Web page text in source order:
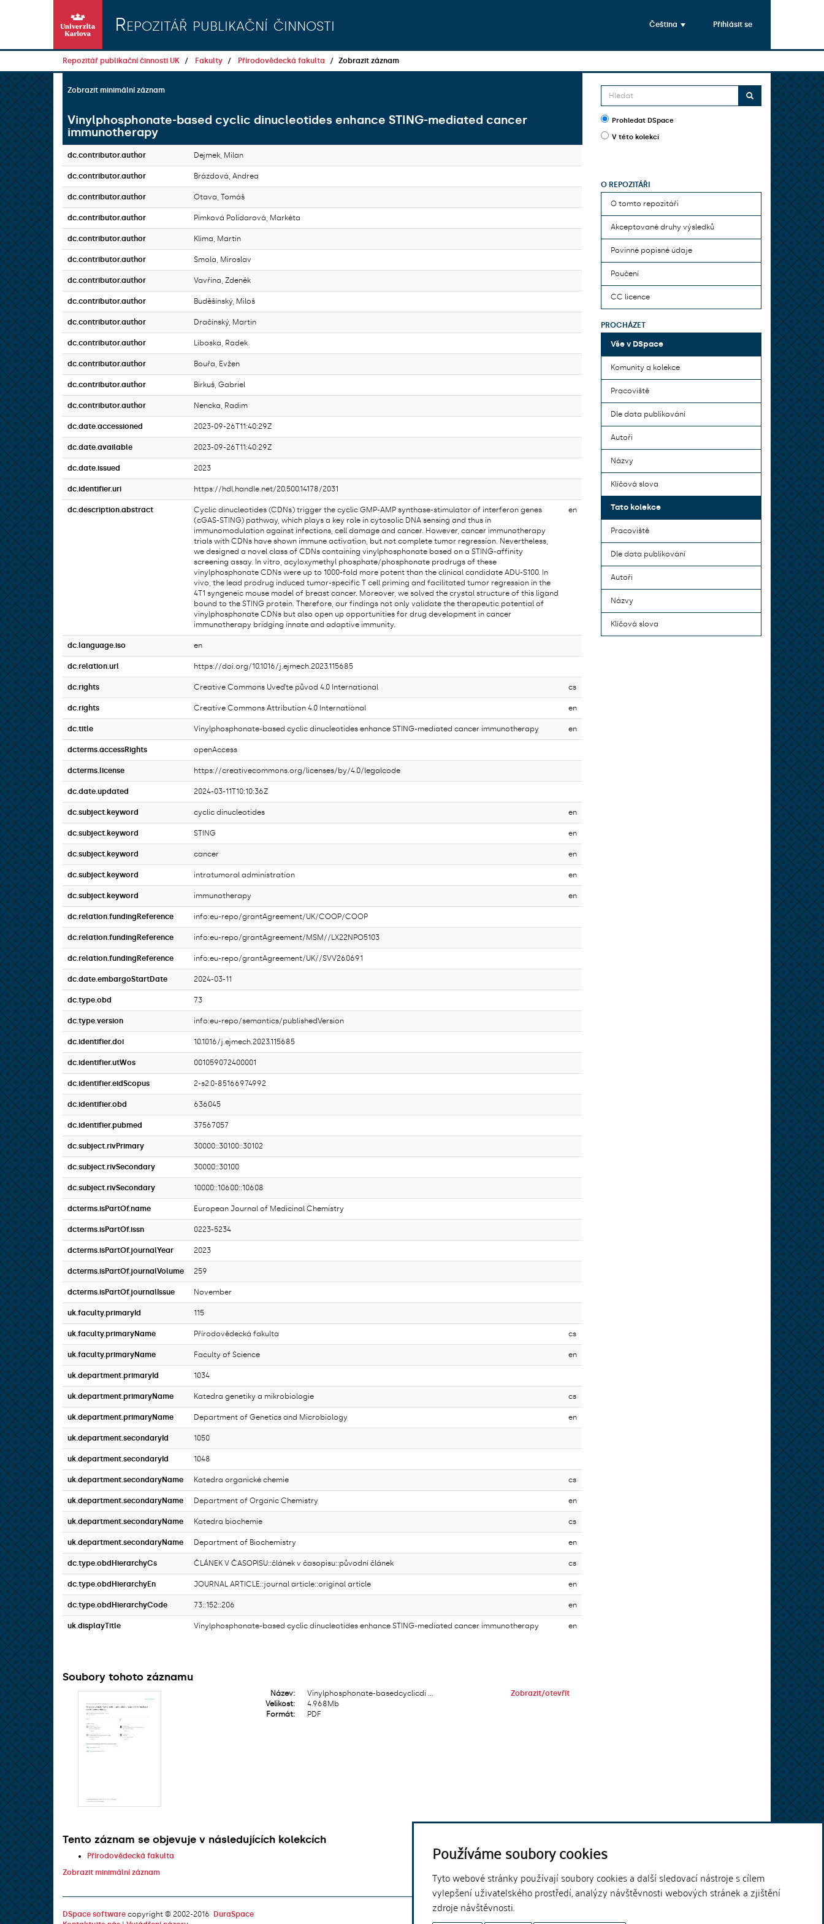
Používáme soubory cookies
Tyto webové stránky používají soubory cookies a další sledovací nástroje s cílem
vylepšení uživatelského prostředí, analýzy návštěvnosti webových stránek a zjištění
zdroje návštěvnosti.
Repozitář publikační činnosti Čeština Přihlásit se
Repozitář publikační činnosti UK Fakulty Přírodovědecká fakulta Zobrazit záznam
Zobrazit minimální záznam
Vinylphosphonate-based cyclic dinucleotides enhance STING-mediated cancer
immunotherapy
dc.contributor.author Dejmek, Milan
dc.contributor.author Brázdová, Andrea
dc.contributor.author Otava, Tomáš
dc.contributor.author Pimková Polidarová, Markéta
dc.contributor.author Klima, Martin
dc.contributor.author Smola, Miroslav
dc.contributor.author Vavřina, Zdeněk
dc.contributor.author Buděšínský, Miloš
dc.contributor.author Dračínský, Martin
dc.contributor.author Liboska, Radek
dc.contributor.author Bouřa, Evžen
dc.contributor.author Birkuš, Gabriel
dc.contributor.author Nencka, Radim
dc.date.accessioned 2023-09-26T11:40:29Z
dc.date.available 2023-09-26T11:40:29Z
dc.date.issued 2023
dc.identifier.uri https://hdl.handle.net/20.500.14178/2031
dc.description.abstract
Cyclic dinucleotides (CDNs) trigger the cyclic GMP-AMP synthase-stimulator of interferon genes
(cGAS-STING) pathway, which plays a key role in cytosolic DNA sensing and thus in
immunomodulation against infections, cell damage and cancer. However, cancer immunotherapy
trials with CDNs have shown immune activation, but not complete tumor regression. Nevertheless,
we designed a novel class of CDNs containing vinylphosphonate based on a STING-affinity
screening assay. In vitro, acyloxymethyl phosphate/phosphonate prodrugs of these
vinylphosphonate CDNs were up to 1000-fold more potent than the clinical candidate ADU-S100. In
vivo, the lead prodrug induced tumor-specific T cell priming and facilitated tumor regression in the
4T1 syngeneic mouse model of breast cancer. Moreover, we solved the crystal structure of this ligand
bound to the STING protein. Therefore, our findings not only validate the therapeutic potential of
vinylphosphonate CDNs but also open up opportunities for drug development in cancer
immunotherapy bridging innate and adaptive immunity.
en
dc.language.iso en
dc.relation.url https://doi.org/10.1016/j.ejmech.2023.115685
dc.rights Creative Commons Uveďte původ 4.0 International cs
dc.rights Creative Commons Attribution 4.0 International en
dc.title Vinylphosphonate-based cyclic dinucleotides enhance STING-mediated cancer immunotherapy en
dcterms.accessRights openAccess
dcterms.license https://creativecommons.org/licenses/by/4.0/legalcode
dc.date.updated 2024-03-11T10:10:36Z
dc.subject.keyword cyclic dinucleotides en
dc.subject.keyword STING en
dc.subject.keyword cancer en
dc.subject.keyword intratumoral administration en
dc.subject.keyword immunotherapy en
dc.relation.fundingReference info:eu-repo/grantAgreement/UK/COOP/COOP
dc.relation.fundingReference info:eu-repo/grantAgreement/MSM//LX22NPO5103
dc.relation.fundingReference info:eu-repo/grantAgreement/UK//SVV260691
dc.date.embargoStartDate 2024-03-11
dc.type.obd 73
dc.type.version info:eu-repo/semantics/publishedVersion
dc.identifier.doi 10.1016/j.ejmech.2023.115685
dc.identifier.utWos 001059072400001
dc.identifier.eidScopus 2-s2.0-85166974992
dc.identifier.obd 636045
dc.identifier.pubmed 37567057
dc.subject.rivPrimary 30000::30100::30102
dc.subject.rivSecondary 30000::30100
dc.subject.rivSecondary 10000::10600::10608
dcterms.isPartOf.name European Journal of Medicinal Chemistry
dcterms.isPartOf.issn 0223-5234
dcterms.isPartOf.journalYear 2023
dcterms.isPartOf.journalVolume 259
dcterms.isPartOf.journalIssue November
uk.faculty.primaryId 115
uk.faculty.primaryName Přírodovědecká fakulta cs
uk.faculty.primaryName Faculty of Science en
uk.department.primaryId 1034
uk.department.primaryName Katedra genetiky a mikrobiologie cs
uk.department.primaryName Department of Genetics and Microbiology en
uk.department.secondaryId 1050
uk.department.secondaryId 1048
uk.department.secondaryName Katedra organické chemie cs
uk.department.secondaryName Department of Organic Chemistry en
uk.department.secondaryName Katedra biochemie cs
uk.department.secondaryName Department of Biochemistry en
dc.type.obdHierarchyCs ČLÁNEK V ČASOPISU::článek v časopisu::původní článek cs
dc.type.obdHierarchyEn JOURNAL ARTICLE::journal article::original article en
dc.type.obdHierarchyCode 73::152::206 en
uk.displayTitle Vinylphosphonate-based cyclic dinucleotides enhance STING-mediated cancer immunotherapy en
Soubory tohoto záznamu
Název:
Vinylphosphonate-basedcyclicdi ...
Velikost:
4.968Mb
Formát:
PDF
Zobrazit/otevřít
Tento záznam se objevuje v následujících kolekcích
Přírodovědecká fakulta
Zobrazit minimální záznam
Prohledat DSpace
V této kolekci
O REPOZITÁŘI
O tomto repozitáři
Akceptované druhy výsledků
Povinné popisné údaje
Poučení
CC licence
PROCHÁZET
Vše v DSpace
Komunity a kolekce
Pracoviště
Dle data publikování
Autoři
Názvy
Klíčová slova
Tato kolekce
Pracoviště
Dle data publikování
Autoři
Názvy
Klíčová slova
DSpace software copyright © 2002-2016
DuraSpace